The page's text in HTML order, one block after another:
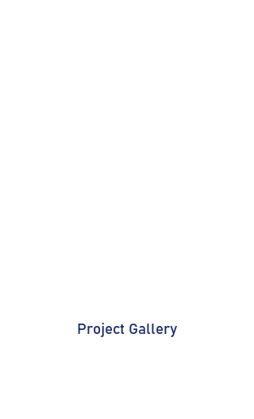
Project Gallery